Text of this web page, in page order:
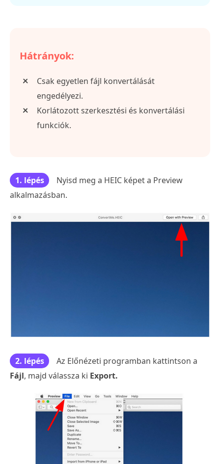
Hátrányok:
Csak egyetlen fájl konvertálását
engedélyezi.
Korlátozott szerkesztési és konvertálási
funkciók.
1. lépés
Nyisd meg a HEIC képet a Preview
alkalmazásban.
2. lépés
Az Előnézeti programban kattintson a
Fájl, majd válassza ki Export.